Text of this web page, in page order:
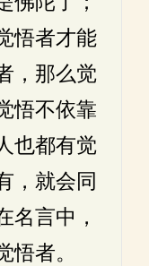
悟者才能
，那么觉
悟不依靠
也都有觉
，就会同
名言中，
者。